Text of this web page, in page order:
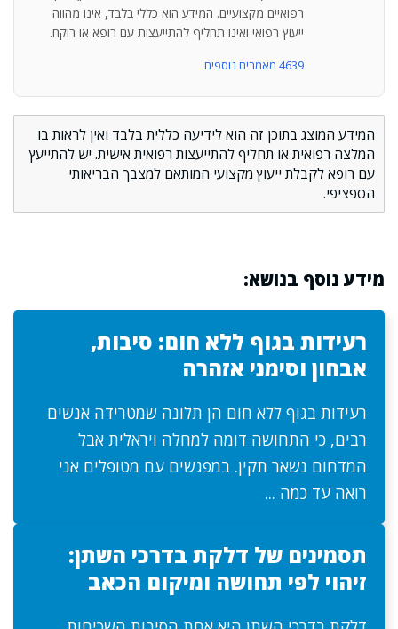
רפואיים מקצועיים. המידע הוא כללי בלבד, אינו מהווה
ייעוץ רפואי ואינו תחליף להתייעצות עם רופא או רוקח.
4639 מאמרים נוספים
המידע המוצג בתוכן זה הוא לידיעה כללית בלבד ואין לראות בו
המלצה רפואית או תחליף להתייעצות רפואית אישית. יש להתייעץ
עם רופא לקבלת ייעוץ מקצועי המותאם למצבך הבריאותי
הספציפי.
מידע נוסף בנושא:
רעידות בגוף ללא חום: סיבות,
אבחון וסימני אזהרה
רעידות בגוף ללא חום הן תלונה שמטרידה אנשים
רבים, כי התחושה דומה למחלה ויראלית אבל
המדחום נשאר תקין. במפגשים עם מטופלים אני
רואה עד כמה ...
תסמינים של דלקת בדרכי השתן:
זיהוי לפי תחושה ומיקום הכאב